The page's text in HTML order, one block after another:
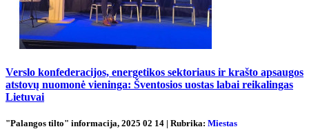
Verslo konfederacijos, energetikos sektoriaus ir krašto apsaugos
atstovų nuomonė vieninga: Šventosios uostas labai reikalingas
Lietuvai
"Palangos tilto" informacija, 2025 02 14 | Rubrika: Miestas